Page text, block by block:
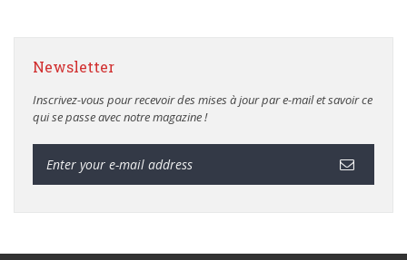
Newsletter
Inscrivez-vous pour recevoir des mises à jour par e-mail et savoir ce
qui se passe avec notre magazine !